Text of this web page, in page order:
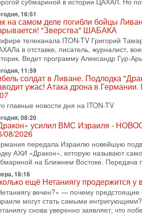
2026, 17:50
голос» Израиля: кто заберет
русскоязычных репатриантов не раз
политический ландшафт Израиля.
взлет партии «Исраэль ба-алия»,
2026, 17:00
закрытых дверей: о чём на самом
Трамп и Нетаньяху?
визит премьер-министра Израиля
в США и его встреча с Дональдом
больше вопросов, чем ответов.
07-2026, 15:18
готовит покушение на Нетаниягу!
эскалации, но КСИР готовит
телеканала ITON-TV СЕРГЕЙ
по вопросам безопасности, офицер
управления полиции
07-2026, 09:02
за разоружение ХАМАСа -
07/2026
президент США Дональд Трамп
16:51
на самом деле погибли бойцы
"Зверства" ШАБАКА
телеканала ITON-TV Григорий
в отставке, писатель, журналист,
Ведет программу Александр Гур-
11:59
солдат в Ливане. Подлодка
ужас! Атака дрона в Германии.
главные новости дня на ITON-TV
08:20
усилил ВМС Израиля -
08/2026
передала Израилю новейшую
АХИ «Дракон», которую называют
на Ближнем Востоке. Передача
18:16
ещё Нетаниягу продержится у
вечен?» — почему
могут стать самыми
снова уверенно заявляет, что